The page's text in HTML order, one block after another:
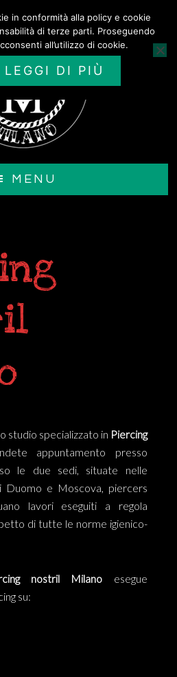
MENU
studio specializzato in Piercing
appuntamento presso
le due sedi, situate nelle
Duomo e Moscova, piercers
lavori eseguiti a regola
di tutte le norme igienico-
nostril Milano esegue
su:
in conformità alla policy e cookie
di terze parti. Proseguendo
all’utilizzo di cookie.
LEGGI DI PIÙ